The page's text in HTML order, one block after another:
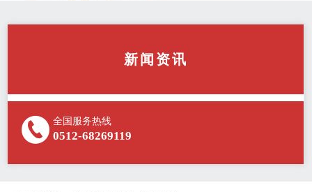
新闻资讯
全国服务热线
0512-68269119